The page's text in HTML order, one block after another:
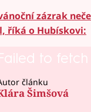
zázrak
říká o Hubískovi:
to fetch
článku
Šimšová